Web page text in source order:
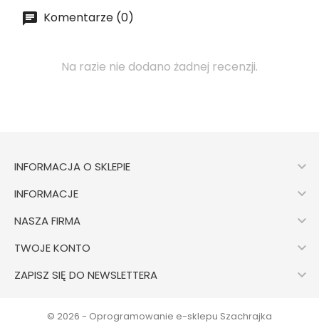
Komentarze (0)
Na razie nie dodano żadnej recenzji.
INFORMACJA O SKLEPIE 
INFORMACJE 
NASZA FIRMA 
TWOJE KONTO 
ZAPISZ SIĘ DO NEWSLETTERA 
© 2026 - Oprogramowanie e-sklepu Szachrajka